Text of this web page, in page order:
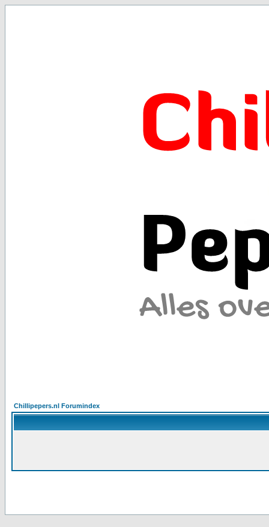
Chillipepers.nl Forumindex